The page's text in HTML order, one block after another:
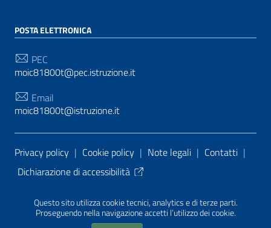
Questo sito utilizza cookie tecnici, analytics e di terze parti.
Proseguendo nella navigazione accetti l’utilizzo dei cookie.
POSTA ELETTRONICA
PEC
moic81800t@pec.istruzione.it
Email
moic81800t@istruzione.it
Sezione Link Utili
Privacy policy | Cookie policy | Note legali | Contatti |
Dichiarazione di accessibilità
PA di AgID
| Realizzato con WordPress
da